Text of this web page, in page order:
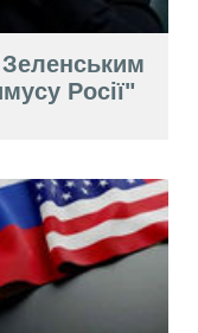
Росії"